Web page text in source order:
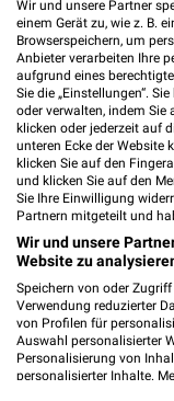
28,70
Ostallee
54290
Heute
30,82
Wir und unsere Partner
einem Gerät zu, wie z. B.
Browserspeichern, um
Anbieter verarbeiten Ihre
aufgrund eines
Sie die „Einstellungen“.
oder verwalten, indem Sie
klicken oder jederzeit auf
unteren Ecke der Website
klicken Sie auf den
und klicken Sie auf den
Sie Ihre Einwilligung
Partnern mitgeteilt und
Wir und unsere
Website zu
Speichern von oder
Verwendung reduzierter
von Profilen für
Auswahl personalisierter
Personalisierung von
personalisierter Inhalte.